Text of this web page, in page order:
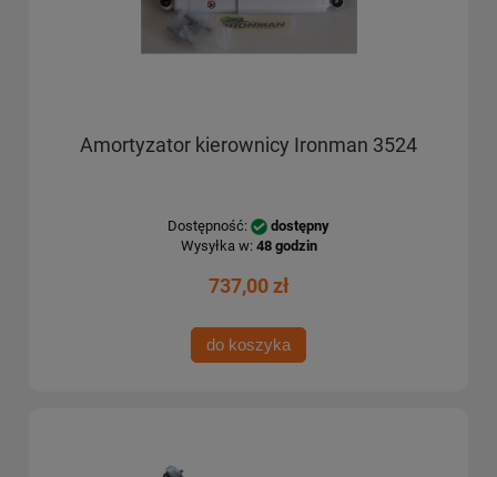
Amortyzator kierownicy Ironman 3524
Dostępność:
dostępny
Wysyłka w: 48 godzin
737,00 zł
do koszyka